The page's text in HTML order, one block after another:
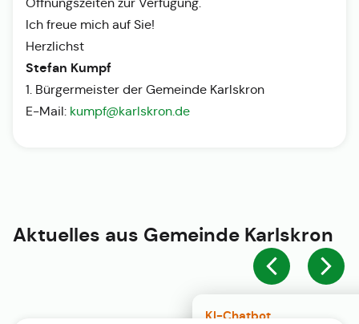
KI-Chatbot
Ich freue mich auf Sie!
Herzlichst
Stefan Kumpf
1. Bürgermeister der Gemeinde Karlskron
E-Mail: kumpf@karlskron.de
Aktuelles aus Gemeinde Karlskron